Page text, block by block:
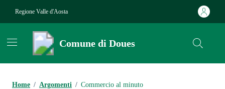
Regione Valle d'Aosta
Comune di Doues
Home / Argomenti / Commercio al minuto